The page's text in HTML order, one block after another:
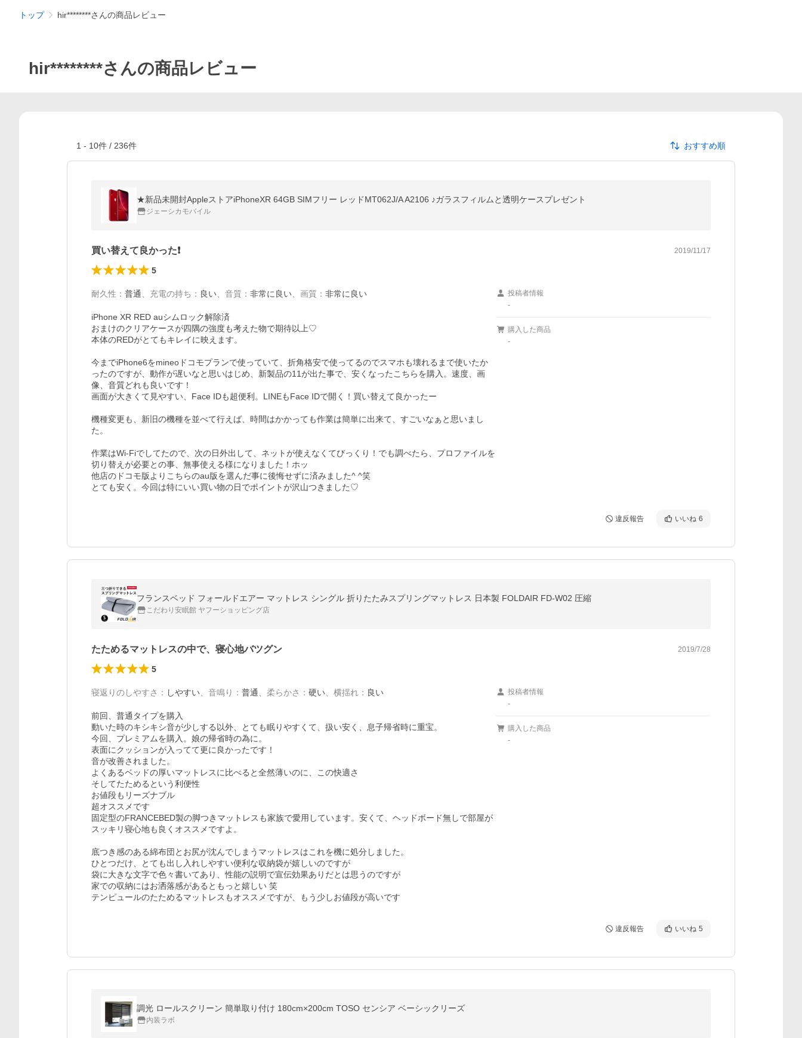
トップ hir********さんの商品レビュー
hir********さんの商品レビュー
1 - 10件 / 236件 おすすめ順
★新品未開封AppleストアiPhoneXR 64GB SIMフリー レッドMT062J/A A2106 ♪ガラスフィルムと透明ケースプレゼント
ジェーシカモバイル
買い替えて良かった❗️ 2019/11/17
5
耐久性 ： 普通 充電の持ち ： 良い 音質 ： 非常に良い 画質 ： 非常に良い
iPhone XR RED auシムロック解除済
おまけのクリアケースが四隅の強度も考えた物で期待以上♡
本体のREDがとてもキレイに映えます。
今までiPhone6をmineoドコモプランで使っていて、折角格安で使ってるのでスマホも壊れるまで使いたか
ったのですが、動作が遅いなと思いはじめ、新製品の11が出た事で、安くなったこちらを購入。速度、画
像、音質どれも良いです！
画面が大きくて見やすい、Face IDも超便利。LINEもFace IDで開く！買い替えて良かったー
機種変更も、新旧の機種を並べて行えば、時間はかかっても作業は簡単に出来て、すごいなぁと思いまし
た。
作業はWi-Fiでしてたので、次の日外出して、ネットが使えなくてびっくり！でも調べたら、プロファイルを
切り替えが必要との事、無事使える様になりました！ホッ
他店のドコモ版よりこちらのau版を選んだ事に後悔せずに済みました^ ^笑
とても安く。今回は特にいい買い物の日でポイントが沢山つきました♡
投稿者情報
-
購入した商品
-
違反報告 いいね 6
フランスベッド フォールドエアー マットレス シングル 折りたたみスプリングマットレス 日本製 FOLDAIR FD-W02 圧縮
こだわり安眠館 ヤフーショッピング店
たためるマットレスの中で、寝心地バツグン 2019/7/28
5
寝返りのしやすさ ： しやすい 音鳴り ： 普通 柔らかさ ： 硬い 横揺れ ： 良い
前回、普通タイプを購入
動いた時のキシキシ音が少しする以外、とても眠りやすくて、扱い安く、息子帰省時に重宝。
今回、プレミアムを購入。娘の帰省時の為に。
表面にクッションが入ってて更に良かったです！
音が改善されました。
よくあるベッドの厚いマットレスに比べると全然薄いのに、この快適さ
そしてたためるという利便性
お値段もリーズナブル
超オススメです
固定型のFRANCEBED製の脚つきマットレスも家族で愛用しています。安くて、ヘッドボード無しで部屋が
スッキリ寝心地も良くオススメですよ。
底つき感のある綿布団とお尻が沈んでしまうマットレスはこれを機に処分しました。
ひとつだけ、とても出し入れしやすい便利な収納袋が嬉しいのですが
袋に大きな文字で色々書いてあり、性能の説明で宣伝効果ありだとは思うのですが
家での収納にはお洒落感があるともっと嬉しい 笑
テンピュールのたためるマットレスもオススメですが、もう少しお値段が高いです
投稿者情報
-
購入した商品
-
違反報告 いいね 5
調光 ロールスクリーン 簡単取り付け 180cm×200cm TOSO センシア ベーシックリーズ
内装ラボ